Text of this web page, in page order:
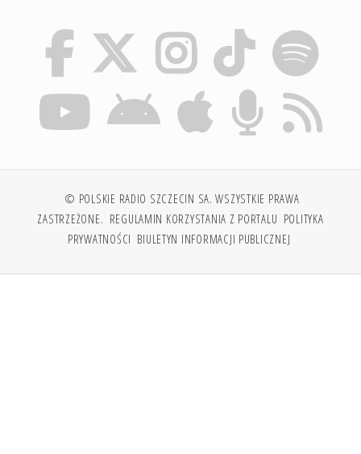
© POLSKIE RADIO SZCZECIN SA. WSZYSTKIE PRAWA
ZASTRZEŻONE. REGULAMIN KORZYSTANIA Z PORTALU POLITYKA
PRYWATNOŚCI BIULETYN INFORMACJI PUBLICZNEJ